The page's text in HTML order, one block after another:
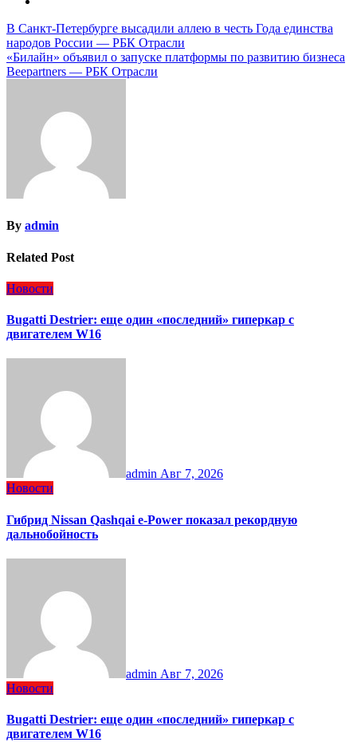
Навигация
по
записям
В Санкт-Петербурге высадили аллею в честь Года единства
народов России — РБК Отрасли
«Билайн» объявил о запуске платформы по развитию бизнеса
Beepartners — РБК Отрасли
By admin
Related Post
Новости
Bugatti Destrier: еще один «последний» гиперкар с
двигателем W16
admin Авг 7, 2026
Новости
Гибрид Nissan Qashqai e-Power показал рекордную
дальнобойность
admin Авг 7, 2026
Новости
Bugatti Destrier: еще один «последний» гиперкар с
двигателем W16